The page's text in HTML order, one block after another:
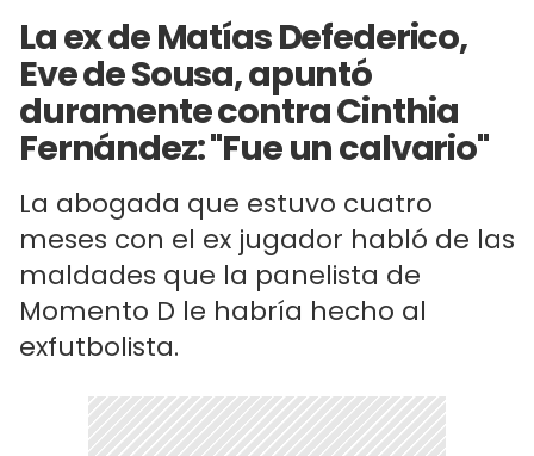
La ex de Matías Defederico,
Eve de Sousa, apuntó
duramente contra Cinthia
Fernández: "Fue un calvario"
La abogada que estuvo cuatro
meses con el ex jugador habló de las
maldades que la panelista de
Momento D le habría hecho al
exfutbolista.